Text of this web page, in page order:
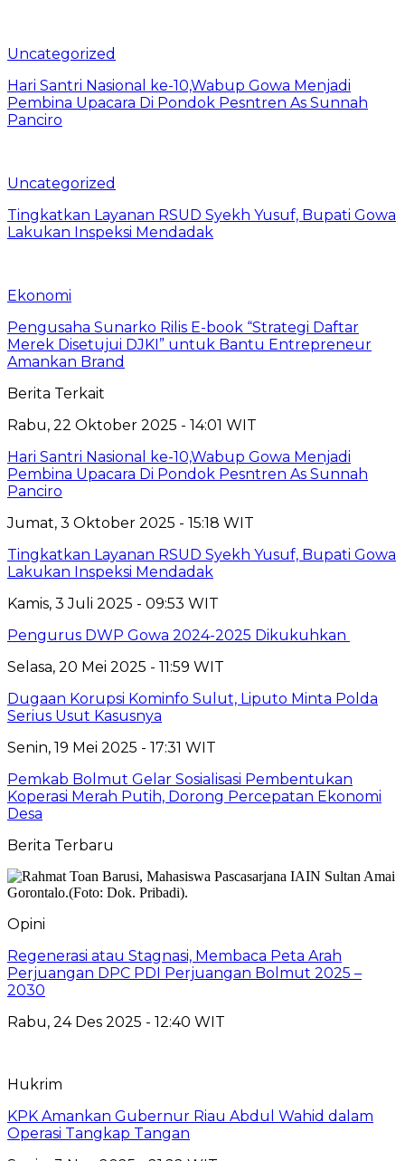
Uncategorized
Hari Santri Nasional ke-10,Wabup Gowa Menjadi
Pembina Upacara Di Pondok Pesntren As Sunnah
Panciro
Uncategorized
Tingkatkan Layanan RSUD Syekh Yusuf, Bupati Gowa
Lakukan Inspeksi Mendadak
Ekonomi
Pengusaha Sunarko Rilis E-book “Strategi Daftar
Merek Disetujui DJKI” untuk Bantu Entrepreneur
Amankan Brand
Berita Terkait
Rabu, 22 Oktober 2025 - 14:01 WIT
Hari Santri Nasional ke-10,Wabup Gowa Menjadi
Pembina Upacara Di Pondok Pesntren As Sunnah
Panciro
Jumat, 3 Oktober 2025 - 15:18 WIT
Tingkatkan Layanan RSUD Syekh Yusuf, Bupati Gowa
Lakukan Inspeksi Mendadak
Kamis, 3 Juli 2025 - 09:53 WIT
Pengurus DWP Gowa 2024-2025 Dikukuhkan
Selasa, 20 Mei 2025 - 11:59 WIT
Dugaan Korupsi Kominfo Sulut, Liputo Minta Polda
Serius Usut Kasusnya
Senin, 19 Mei 2025 - 17:31 WIT
Pemkab Bolmut Gelar Sosialisasi Pembentukan
Koperasi Merah Putih, Dorong Percepatan Ekonomi
Desa
Berita Terbaru
Opini
Regenerasi atau Stagnasi, Membaca Peta Arah
Perjuangan DPC PDI Perjuangan Bolmut 2025 –
2030
Rabu, 24 Des 2025 - 12:40 WIT
Hukrim
KPK Amankan Gubernur Riau Abdul Wahid dalam
Operasi Tangkap Tangan